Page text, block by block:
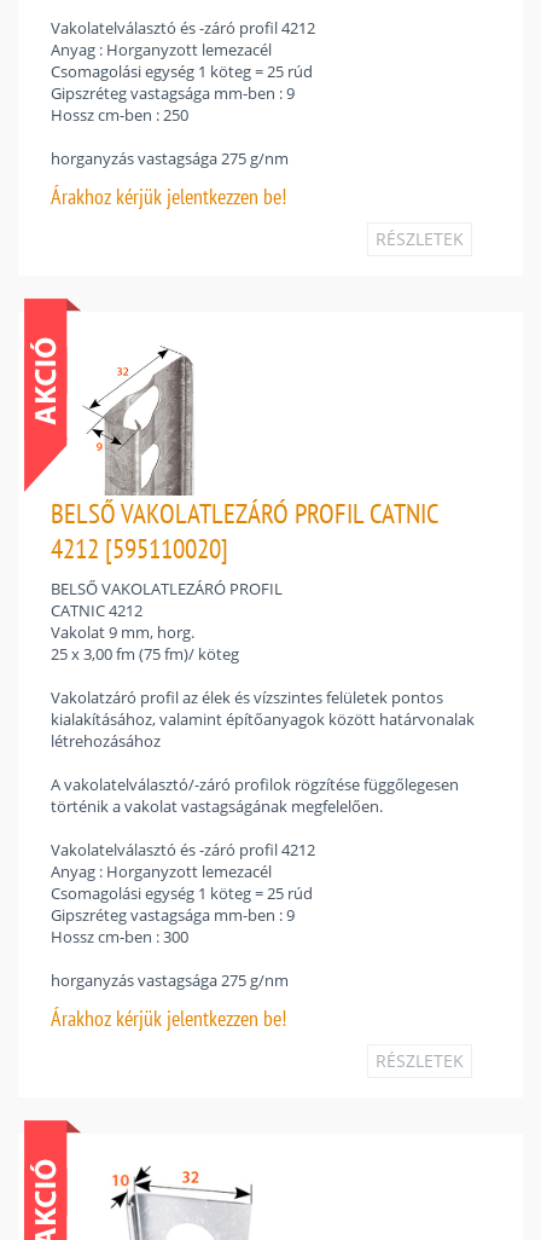
Vakolatelválasztó és -záró profil 4212
Anyag : Horganyzott lemezacél
Csomagolási egység 1 köteg = 25 rúd
Gipszréteg vastagsága mm-ben : 9
Hossz cm-ben : 250
horganyzás vastagsága 275 g/nm
Árakhoz kérjük jelentkezzen be!
RÉSZLETEK
BELSŐ VAKOLATLEZÁRÓ PROFIL CATNIC
4212 [595110020]
BELSŐ VAKOLATLEZÁRÓ PROFIL
CATNIC 4212
Vakolat 9 mm, horg.
25 x 3,00 fm (75 fm)/ köteg
Vakolatzáró profil az élek és vízszintes felületek pontos
kialakításához, valamint építőanyagok között határvonalak
létrehozásához
A vakolatelválasztó/-záró profilok rögzítése függőlegesen
történik a vakolat vastagságának megfelelően.
Vakolatelválasztó és -záró profil 4212
Anyag : Horganyzott lemezacél
Csomagolási egység 1 köteg = 25 rúd
Gipszréteg vastagsága mm-ben : 9
Hossz cm-ben : 300
horganyzás vastagsága 275 g/nm
Árakhoz kérjük jelentkezzen be!
RÉSZLETEK